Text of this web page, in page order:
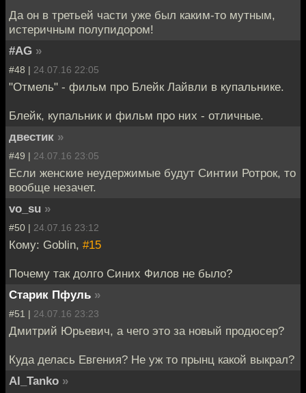
Да он в третьей части уже был каким-то мутным,
истеричным полупидором!
#AG »
#48 | 24.07.16 22:05
"Отмель" - фильм про Блейк Лайвли в купальнике.
Блейк, купальник и фильм про них - отличные.
двестик »
#49 | 24.07.16 23:05
Если женские неудержимые будут Синтии Ротрок, то
вообще незачет.
vo_su »
#50 | 24.07.16 23:12
Кому: Goblin, #15
Почему так долго Синих Филов не было?
Старик Пфуль »
#51 | 24.07.16 23:23
Дмитрий Юрьевич, а чего это за новый продюсер?
Куда делась Евгения? Не уж то прынц какой выкрал?
Al_Tanko »